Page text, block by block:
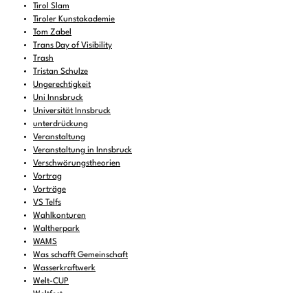
Tirol Slam
Tiroler Kunstakademie
Tom Zabel
Trans Day of Visibility
Trash
Tristan Schulze
Ungerechtigkeit
Uni Innsbruck
Universität Innsbruck
unterdrückung
Veranstaltung
Veranstaltung in Innsbruck
Verschwörungstheorien
Vortrag
Vorträge
VS Telfs
Wahlkonturen
Waltherpark
WAMS
Was schafft Gemeinschaft
Wasserkraftwerk
Welt-CUP